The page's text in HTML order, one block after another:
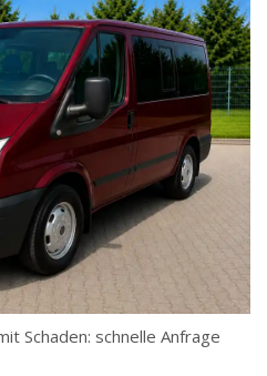
Schaden: schnelle Anfrage